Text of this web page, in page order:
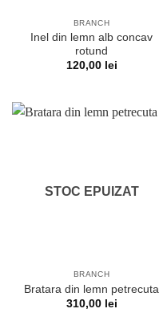
BRANCH
Inel din lemn alb concav
rotund
120,00 lei
STOC EPUIZAT
BRANCH
Bratara din lemn petrecuta
310,00 lei